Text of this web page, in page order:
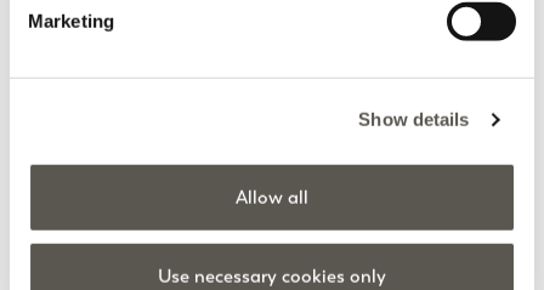
Marketing
Show details
Allow all
Use necessary cookies only
Sweatshirt aus Modal-Mix Sweatshirt aus Modal-Mix